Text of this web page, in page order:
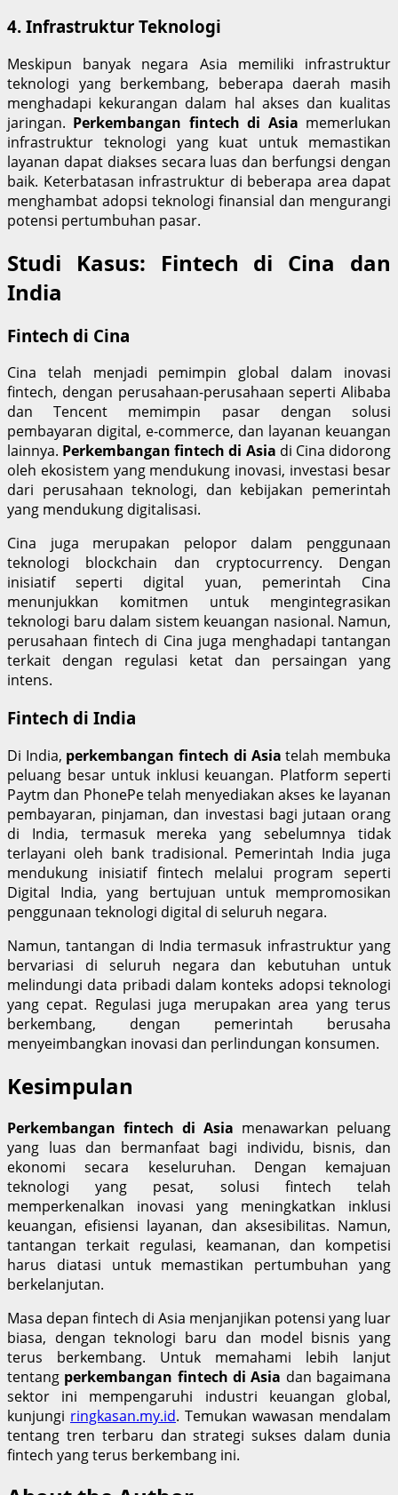
4. Infrastruktur Teknologi
Meskipun banyak negara Asia memiliki infrastruktur
teknologi yang berkembang, beberapa daerah masih
menghadapi kekurangan dalam hal akses dan kualitas
jaringan. Perkembangan fintech di Asia memerlukan
infrastruktur teknologi yang kuat untuk memastikan
layanan dapat diakses secara luas dan berfungsi dengan
baik. Keterbatasan infrastruktur di beberapa area dapat
menghambat adopsi teknologi finansial dan mengurangi
potensi pertumbuhan pasar.
Studi Kasus: Fintech di Cina dan
India
Fintech di Cina
Cina telah menjadi pemimpin global dalam inovasi
fintech, dengan perusahaan-perusahaan seperti Alibaba
dan Tencent memimpin pasar dengan solusi
pembayaran digital, e-commerce, dan layanan keuangan
lainnya. Perkembangan fintech di Asia di Cina didorong
oleh ekosistem yang mendukung inovasi, investasi besar
dari perusahaan teknologi, dan kebijakan pemerintah
yang mendukung digitalisasi.
Cina juga merupakan pelopor dalam penggunaan
teknologi blockchain dan cryptocurrency. Dengan
inisiatif seperti digital yuan, pemerintah Cina
menunjukkan komitmen untuk mengintegrasikan
teknologi baru dalam sistem keuangan nasional. Namun,
perusahaan fintech di Cina juga menghadapi tantangan
terkait dengan regulasi ketat dan persaingan yang
intens.
Fintech di India
Di India, perkembangan fintech di Asia telah membuka
peluang besar untuk inklusi keuangan. Platform seperti
Paytm dan PhonePe telah menyediakan akses ke layanan
pembayaran, pinjaman, dan investasi bagi jutaan orang
di India, termasuk mereka yang sebelumnya tidak
terlayani oleh bank tradisional. Pemerintah India juga
mendukung inisiatif fintech melalui program seperti
Digital India, yang bertujuan untuk mempromosikan
penggunaan teknologi digital di seluruh negara.
Namun, tantangan di India termasuk infrastruktur yang
bervariasi di seluruh negara dan kebutuhan untuk
melindungi data pribadi dalam konteks adopsi teknologi
yang cepat. Regulasi juga merupakan area yang terus
berkembang, dengan pemerintah berusaha
menyeimbangkan inovasi dan perlindungan konsumen.
Kesimpulan
Perkembangan fintech di Asia menawarkan peluang
yang luas dan bermanfaat bagi individu, bisnis, dan
ekonomi secara keseluruhan. Dengan kemajuan
teknologi yang pesat, solusi fintech telah
memperkenalkan inovasi yang meningkatkan inklusi
keuangan, efisiensi layanan, dan aksesibilitas. Namun,
tantangan terkait regulasi, keamanan, dan kompetisi
harus diatasi untuk memastikan pertumbuhan yang
berkelanjutan.
Masa depan fintech di Asia menjanjikan potensi yang luar
biasa, dengan teknologi baru dan model bisnis yang
terus berkembang. Untuk memahami lebih lanjut
tentang perkembangan fintech di Asia dan bagaimana
sektor ini mempengaruhi industri keuangan global,
kunjungi ringkasan.my.id. Temukan wawasan mendalam
tentang tren terbaru dan strategi sukses dalam dunia
fintech yang terus berkembang ini.